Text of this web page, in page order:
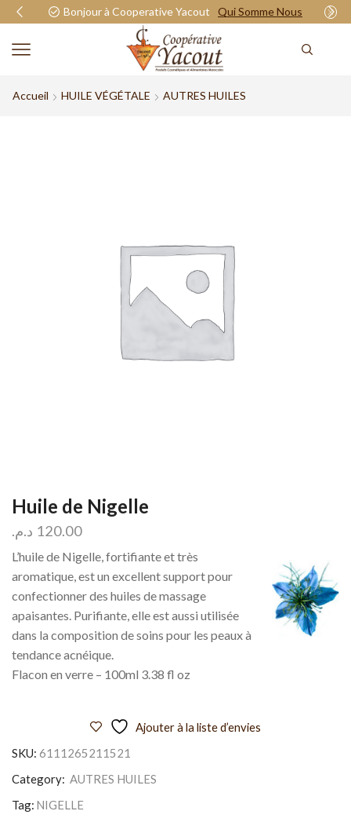
Bonjour à Cooperative Yacout Qui Somme Nous
Accueil HUILE VÉGÉTALE AUTRES HUILES
Huile de Nigelle
120.00 د.م.
L’huile de Nigelle, fortifiante et très
aromatique, est un excellent support pour
confectionner des huiles de massage
apaisantes. Purifiante, elle est aussi utilisée
dans la composition de soins pour les peaux à
tendance acnéique.
Flacon en verre – 100ml 3.38 fl oz
Ajouter à la liste d’envies
SKU: 6111265211521
Category: AUTRES HUILES
Tag: NIGELLE